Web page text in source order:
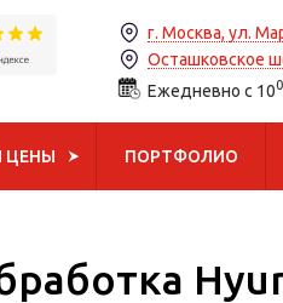
г. Москва, ул.
Осташковское
Ежедневно с 10
ЦЕНЫ ПОРТФОЛИО